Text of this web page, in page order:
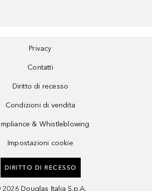
Privacy
Contatti
Diritto di recesso
Condizioni di vendita
& Whistleblowing
Impostazioni cookie
DIRITTO DI RECESSO
2026 Douglas Italia S.p.A.